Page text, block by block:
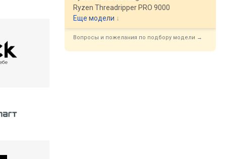
Ryzen Threadripper PRO 9000
Еще модели ↓
Вопросы и пожелания по подбору модели →